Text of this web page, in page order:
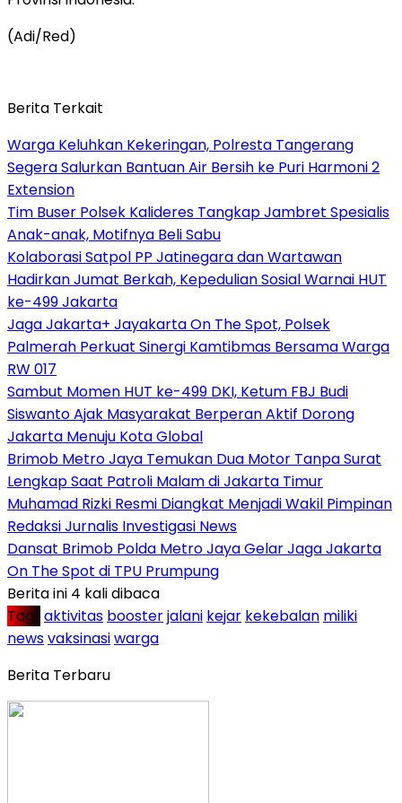
(Adi/Red)
Berita Terkait
Warga Keluhkan Kekeringan, Polresta Tangerang
Segera Salurkan Bantuan Air Bersih ke Puri Harmoni 2
Extension
Tim Buser Polsek Kalideres Tangkap Jambret Spesialis
Anak-anak, Motifnya Beli Sabu
Kolaborasi Satpol PP Jatinegara dan Wartawan
Hadirkan Jumat Berkah, Kepedulian Sosial Warnai HUT
ke-499 Jakarta
Jaga Jakarta+ Jayakarta On The Spot, Polsek
Palmerah Perkuat Sinergi Kamtibmas Bersama Warga
RW 017
Sambut Momen HUT ke-499 DKI, Ketum FBJ Budi
Siswanto Ajak Masyarakat Berperan Aktif Dorong
Jakarta Menuju Kota Global
Brimob Metro Jaya Temukan Dua Motor Tanpa Surat
Lengkap Saat Patroli Malam di Jakarta Timur
Muhamad Rizki Resmi Diangkat Menjadi Wakil Pimpinan
Redaksi Jurnalis Investigasi News
Dansat Brimob Polda Metro Jaya Gelar Jaga Jakarta
On The Spot di TPU Prumpung
Berita ini 4 kali dibaca
Tag : aktivitas boosterjalani kejar kekebalan miliki
newsvaksinasiwarga
Berita Terbaru